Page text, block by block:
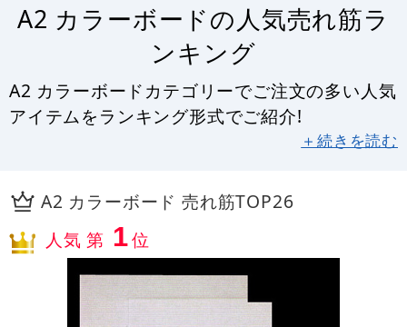
A2 カラーボードの人気売れ筋ラ
ンキング
A2 カラーボードカテゴリーでご注文の多い人気
アイテムをランキング形式でご紹介!
＋続きを読む
A2 カラーボード 売れ筋TOP26
人気 第 1位